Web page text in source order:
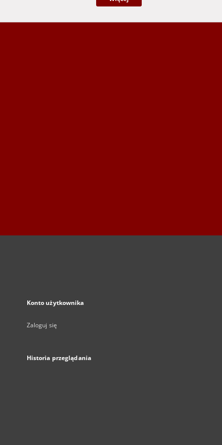
Konto użytkownika
Zaloguj się
Historia przeglądania